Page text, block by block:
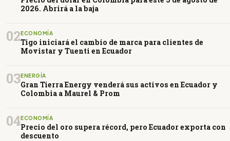
2026. Abrirá a la baja
02ECONOMÍA
Tigo iniciará el cambio de marca para clientes de
Movistar y Tuenti en Ecuador
03ENERGÍA
Gran Tierra Energy venderá sus activos en Ecuador y
Colombia a Maurel & Prom
04ECONOMÍA
Precio del oro supera récord, pero Ecuador exporta con
descuento